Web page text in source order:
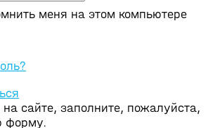
меня на этом компьютере
сайте, заполните, пожалуйста,
форму.